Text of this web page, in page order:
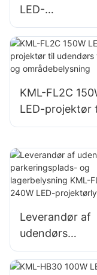
LED-
r til udendørs
billboards og
KML-FL2C
LED-projektør
udendørs
Leverandør af
udendørs
og